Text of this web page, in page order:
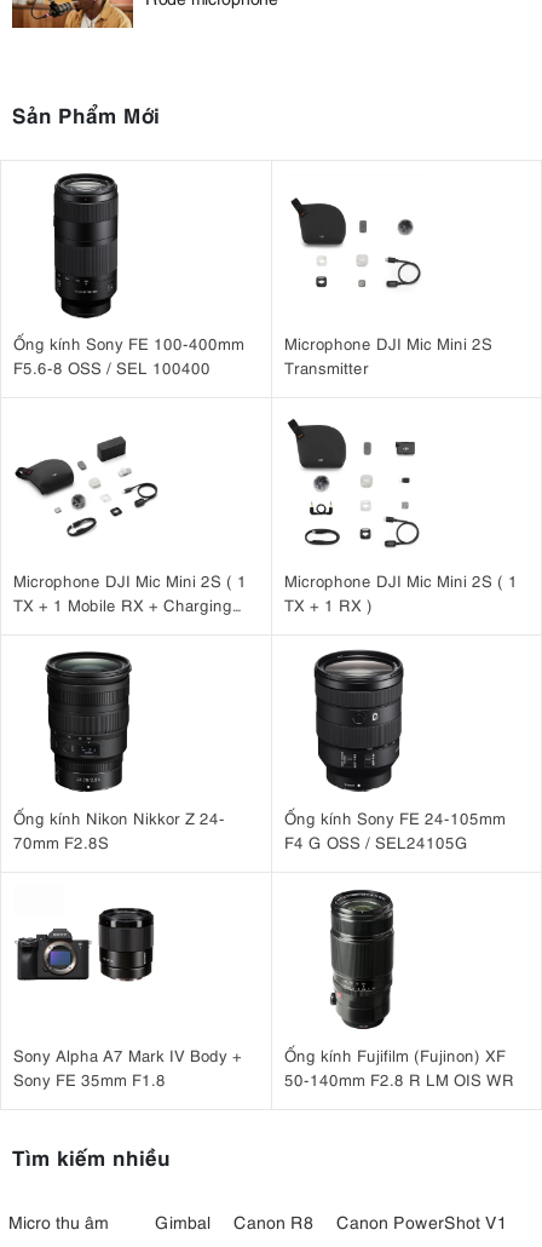
Sản Phẩm Mới
Ống kính Sony FE 100-400mm
F5.6-8 OSS / SEL 100400
Microphone DJI Mic Mini 2S
Transmitter
Microphone DJI Mic Mini 2S ( 1
TX + 1 Mobile RX + Charging
Microphone DJI Mic Mini 2S ( 1
TX + 1 RX )
Ống kính Nikon Nikkor Z 24-
70mm F2.8S
Ống kính Sony FE 24-105mm
F4 G OSS / SEL24105G
Sony Alpha A7 Mark IV Body +
Sony FE 35mm F1.8
Ống kính Fujifilm (Fujinon) XF
50-140mm F2.8 R LM OIS WR
Tìm kiếm nhiều
Micro thu âm Gimbal Canon R8
Canon PowerShot V1